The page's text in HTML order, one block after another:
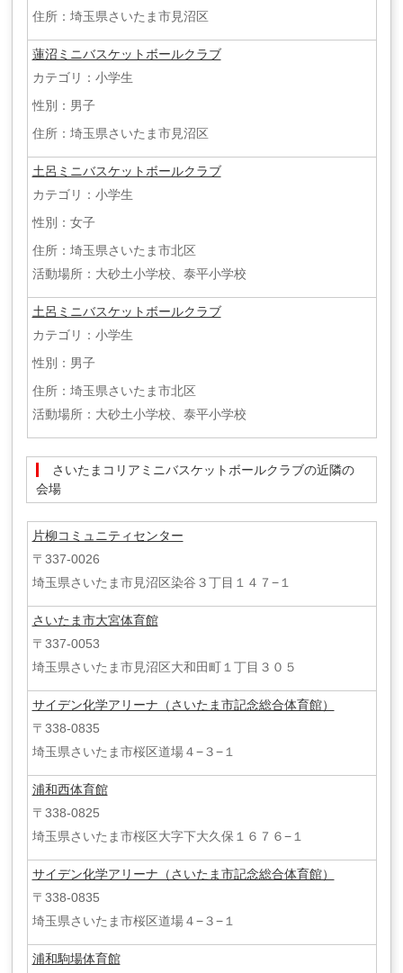
住所：埼玉県さいたま市見沼区
蓮沼ミニバスケットボールクラブ
カテゴリ：小学生
性別：男子
住所：埼玉県さいたま市見沼区
土呂ミニバスケットボールクラブ
カテゴリ：小学生
性別：女子
住所：埼玉県さいたま市北区
活動場所：大砂土小学校、泰平小学校
土呂ミニバスケットボールクラブ
カテゴリ：小学生
性別：男子
住所：埼玉県さいたま市北区
活動場所：大砂土小学校、泰平小学校
さいたまコリアミニバスケットボールクラブの近隣の
会場
片柳コミュニティセンター
〒337-0026
埼玉県さいたま市見沼区染谷３丁目１４７−１
さいたま市大宮体育館
〒337-0053
埼玉県さいたま市見沼区大和田町１丁目３０５
サイデン化学アリーナ（さいたま市記念総合体育館）
〒338-0835
埼玉県さいたま市桜区道場４−３−１
浦和西体育館
〒338-0825
埼玉県さいたま市桜区大字下大久保１６７６−１
サイデン化学アリーナ（さいたま市記念総合体育館）
〒338-0835
埼玉県さいたま市桜区道場４−３−１
浦和駒場体育館